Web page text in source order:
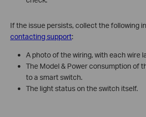
If the issue persists, collect the following
contacting support:
A photo of the wiring, with each wire
The Model & Power consumption of
to a smart switch.
The light status on the switch itself.